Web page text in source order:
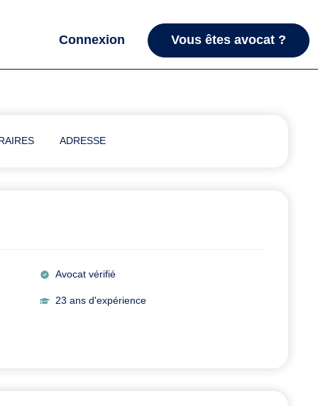
Connexion Vous êtes avocat ?
ADRESSE
Avocat vérifié
23 ans d'expérience